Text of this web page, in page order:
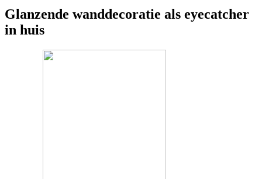
Glanzende wanddecoratie als eyecatcher
in huis